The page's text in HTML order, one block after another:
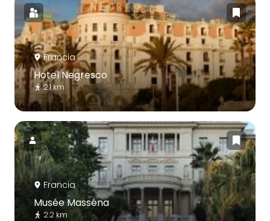
Francia
Hotel Negresco
2.1 km
Francia
Musée Masséna
2.2 km